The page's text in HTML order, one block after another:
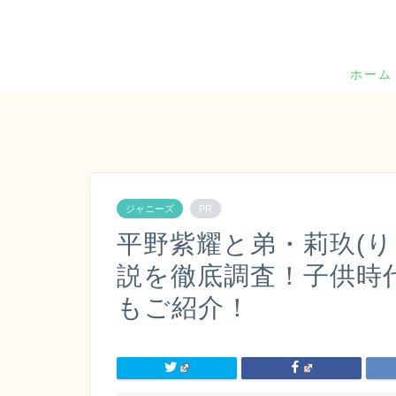
ホーム
ジャニーズ PR
平野紫耀と弟・莉玖(
説を徹底調査！子供時
もご紹介！